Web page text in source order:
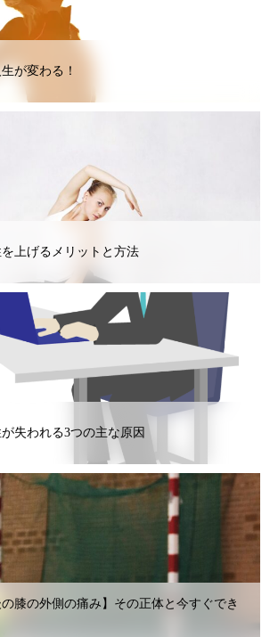
が変わる！
上げるメリットと方法
失われる3つの主な原因
の膝の外側の痛み】その正体と今すぐでき